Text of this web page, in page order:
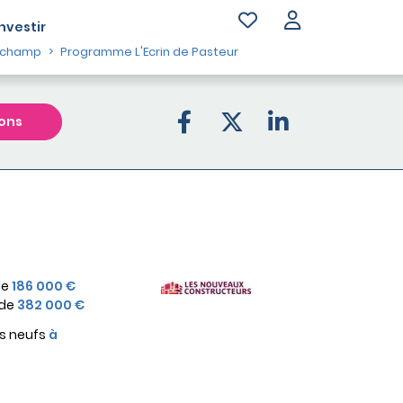
Programme L'Ecrin de Pasteur
186 000 €
382 000 €
neufs à